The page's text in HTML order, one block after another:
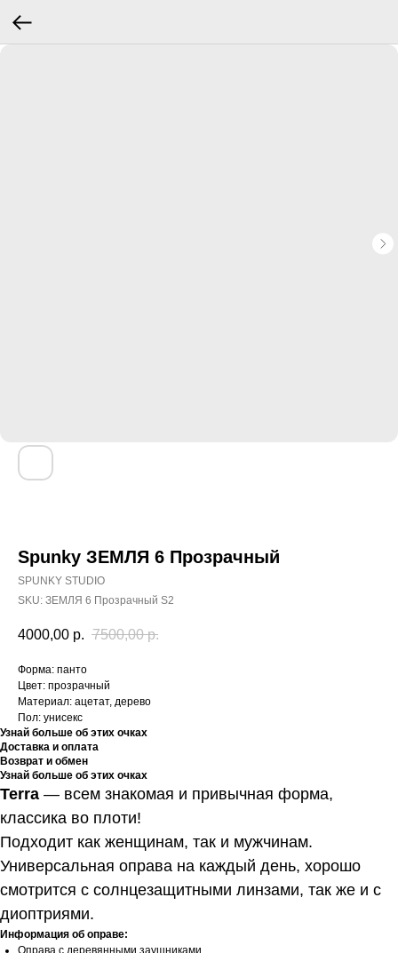
Spunky ЗЕМЛЯ 6 Прозрачный
SPUNKY STUDIO
SKU: ЗЕМЛЯ 6 Прозрачный S2
4000,00 р. 7500,00 р.
Форма: панто
Цвет: прозрачный
Материал: ацетат, дерево
Пол: унисекс
Узнай больше об этих очках
Доставка и оплата
Возврат и обмен
Узнай больше об этих очках
Terra — всем знакомая и привычная форма,
классика во плоти!
Подходит как женщинам, так и мужчинам.
Универсальная оправа на каждый день, хорошо
смотрится с солнцезащитными линзами, так же и с
диоптриями.
Информация об оправе: